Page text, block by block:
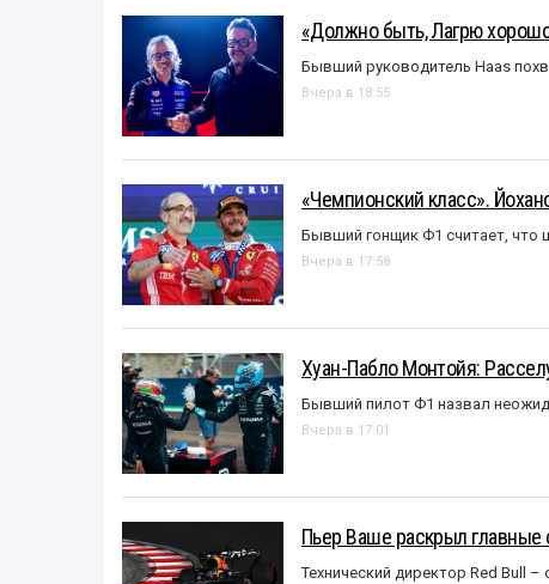
«Должно быть, Лагрю
Бывший руководитель Haas
Вчера в 18:55
«Чемпионский класс».
Бывший гонщик Ф1 считает, что
Вчера в 17:58
Хуан-Пабло Монтойя:
Бывший пилот Ф1 назвал
Вчера в 17:01
Пьер Ваше раскрыл главные
Технический директор Red Bull –